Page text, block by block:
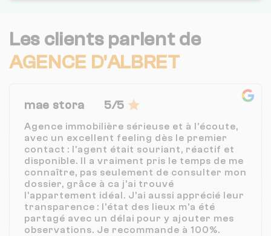
Les clients parlent de
AGENCE D'ALBRET
mae stora 5/5
Agence immobilière sérieuse et à l’écoute,
avec un excellent feeling dès le premier
contact : l’agent était souriant, réactif et
disponible. Il a vraiment pris le temps de me
connaître, pas seulement de consulter mon
dossier, grâce à ca j’ai trouvé
l’appartement idéal. J’ai aussi apprécié leur
transparence : l’état des lieux m’a été
partagé avec un délai pour y ajouter mes
observations. Je recommande à 100%.